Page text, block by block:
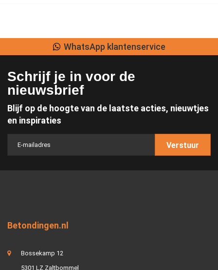
WhatsApp klantenservice
Schrijf je in voor de
nieuwsbrief
Blijf op de hoogte van de laatste acties, nieuwtjes
en inspiraties
Verstuur
Betondingen.nl
Bossekamp 12
5301 LZ Zaltbommel